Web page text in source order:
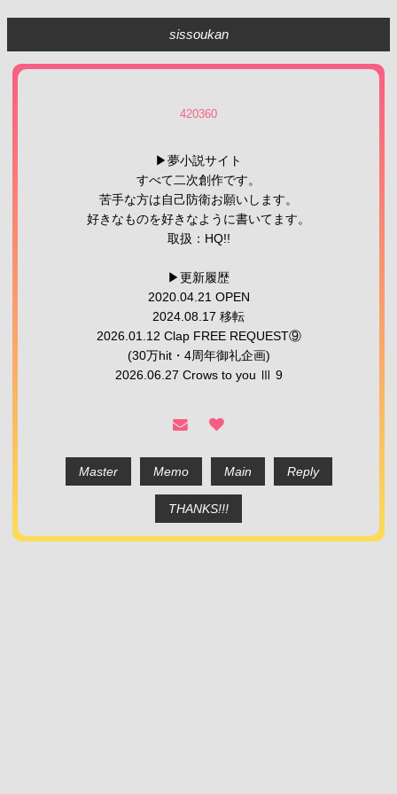
sissoukan
420360
▶︎夢小説サイト
すべて二次創作です。
苦手な方は自己防衛お願いします。
好きなものを好きなように書いてます。
取扱：HQ!!
▶更新履歴
2020.04.21 OPEN
2024.08.17 移転
2026.01.12 Clap FREE REQUEST⑨
(30万hit・4周年御礼企画)
2026.06.27 Crows to you Ⅲ 9
Master Memo Main Reply
THANKS!!!